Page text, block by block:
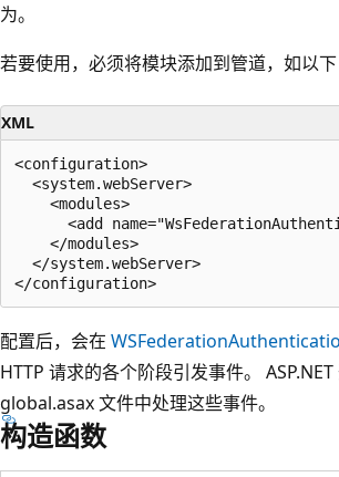
为。
若要使用，必须将模块添加到管道，如以下
XML
<configuration>
  <system.webServer>
    <modules>
<add
    </modules>
  </system.webServer>
配置后，会在
HTTP 请求的各个阶段引发事件。
global.asax 文件中处理这些事件。
构造函数